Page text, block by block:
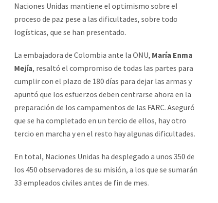
Naciones Unidas mantiene el optimismo sobre el
proceso de paz pese a las dificultades, sobre todo
logísticas, que se han presentado.
La embajadora de Colombia ante la ONU, María Enma
Mejía, resaltó el compromiso de todas las partes para
cumplir con el plazo de 180 días para dejar las armas y
apuntó que los esfuerzos deben centrarse ahora en la
preparación de los campamentos de las FARC. Aseguró
que se ha completado en un tercio de ellos, hay otro
tercio en marcha y en el resto hay algunas dificultades.
En total, Naciones Unidas ha desplegado a unos 350 de
los 450 observadores de su misión, a los que se sumarán
33 empleados civiles antes de fin de mes.